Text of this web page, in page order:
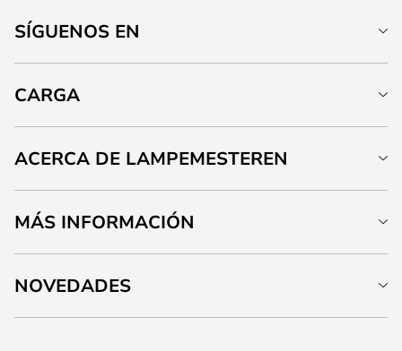
SÍGUENOS EN
CARGA
ACERCA DE LAMPEMESTEREN
MÁS INFORMACIÓN
NOVEDADES